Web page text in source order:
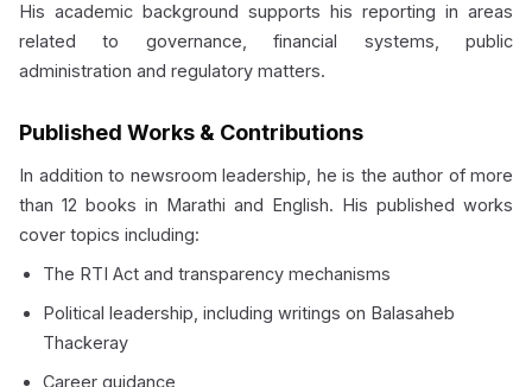
His academic background supports his reporting in areas
related to governance, financial systems, public
administration and regulatory matters.
Published Works & Contributions
In addition to newsroom leadership, he is the author of more
than 12 books in Marathi and English. His published works
cover topics including:
The RTI Act and transparency mechanisms
Political leadership, including writings on Balasaheb
Thackeray
Career guidance